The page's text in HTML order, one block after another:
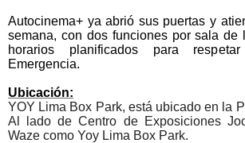
Autocinema+ ya abrió sus puertas y
semana, con dos funciones por sala de
horarios planificados para
Emergencia.
Ubicación:
YOY Lima Box Park, está ubicado en la
Al lado de Centro de Exposiciones
Waze como Yoy Lima Box Park.